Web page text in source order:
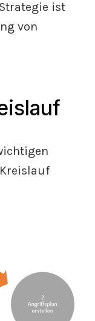
ist
von